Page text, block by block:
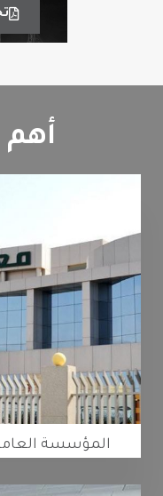
أهم
المؤسسة